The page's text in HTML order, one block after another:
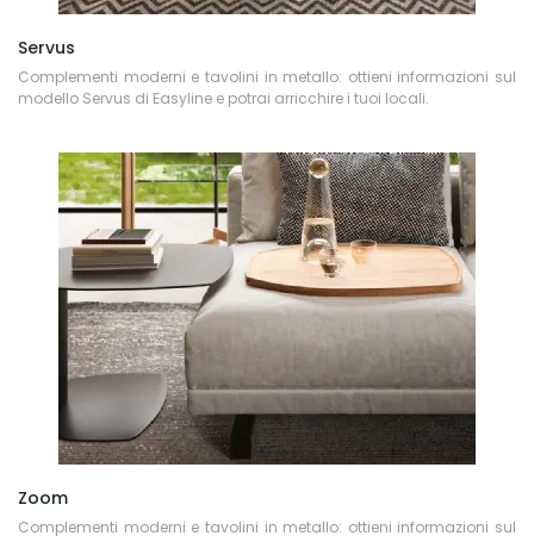
Servus
Complementi moderni e tavolini in metallo: ottieni informazioni sul
modello Servus di Easyline e potrai arricchire i tuoi locali.
Zoom
Complementi moderni e tavolini in metallo: ottieni informazioni sul